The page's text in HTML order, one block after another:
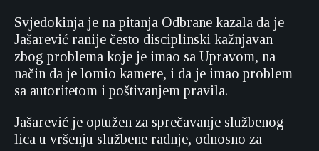
Svjedokinja je na pitanja Odbrane kazala da je
Jašarević ranije često disciplinski kažnjavan
zbog problema koje je imao sa Upravom, na
način da je lomio kamere, i da je imao problem
sa autoritetom i poštivanjem pravila.
Jašarević je optužen za sprečavanje službenog
lica u vršenju službene radnje, odnosno za